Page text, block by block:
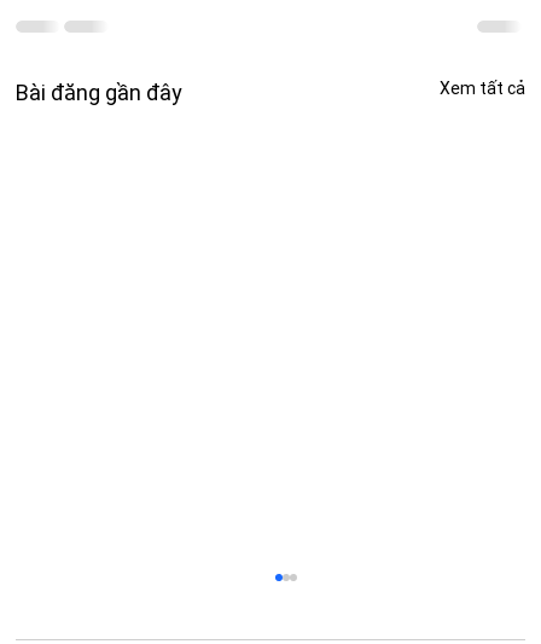
Bài đăng gần đây Xem tất cả